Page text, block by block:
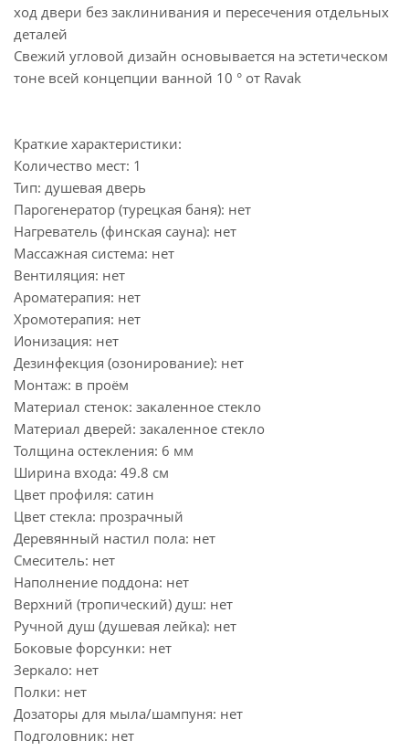
ход двери без заклинивания и пересечения отдельных
деталей
Свежий угловой дизайн основывается на эстетическом
тоне всей концепции ванной 10 ° от Ravak
Краткие характеристики:
Количество мест: 1
Тип: душевая дверь
Парогенератор (турецкая баня): нет
Нагреватель (финская сауна): нет
Массажная система: нет
Вентиляция: нет
Ароматерапия: нет
Хромотерапия: нет
Ионизация: нет
Дезинфекция (озонирование): нет
Монтаж: в проём
Материал стенок: закаленное стекло
Материал дверей: закаленное стекло
Толщина остекления: 6 мм
Ширина входа: 49.8 см
Цвет профиля: сатин
Цвет стекла: прозрачный
Деревянный настил пола: нет
Смеситель: нет
Наполнение поддона: нет
Верхний (тропический) душ: нет
Ручной душ (душевая лейка): нет
Боковые форсунки: нет
Зеркало: нет
Полки: нет
Дозаторы для мыла/шампуня: нет
Подголовник: нет